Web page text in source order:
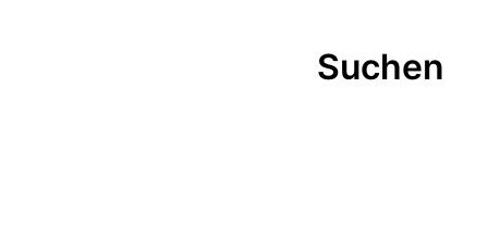
Suchen